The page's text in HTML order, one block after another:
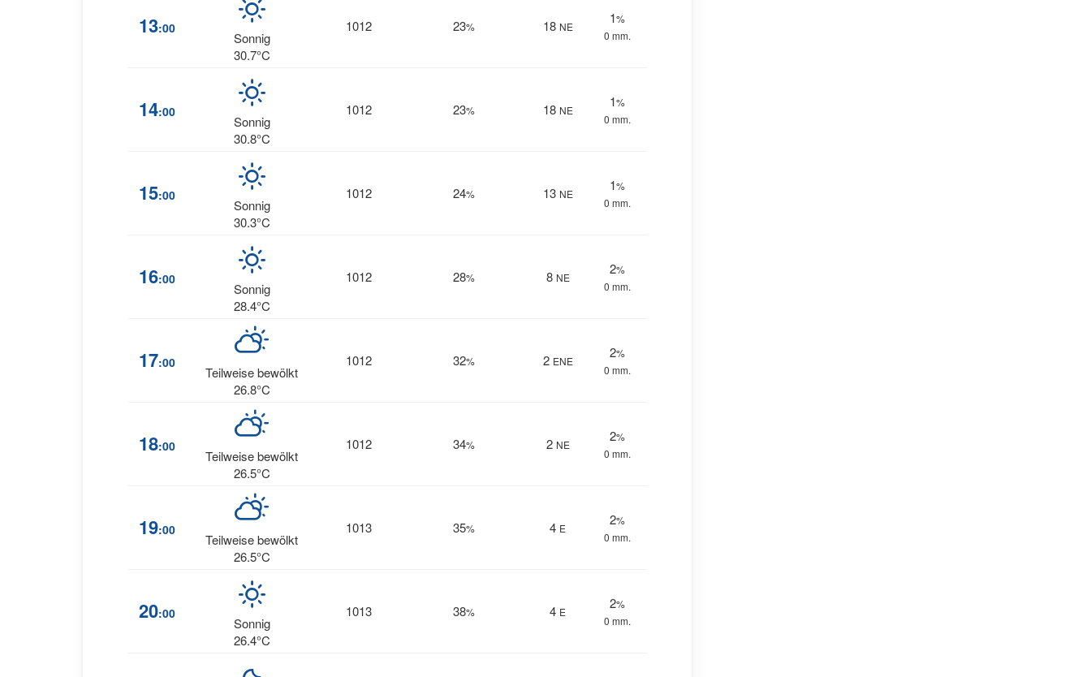
13:00
Sonnig
30.7°C
1012 23% 18 NE
1%
0 mm.
14:00
Sonnig
30.8°C
1012 23% 18 NE
1%
0 mm.
15:00
Sonnig
30.3°C
1012 24% 13 NE
1%
0 mm.
16:00
Sonnig
28.4°C
1012 28% 8 NE
2%
0 mm.
17:00
Teilweise bewölkt
26.8°C
1012 32% 2 ENE
2%
0 mm.
18:00
Teilweise bewölkt
26.5°C
1012 34% 2 NE
2%
0 mm.
19:00
Teilweise bewölkt
26.5°C
1013 35% 4 E
2%
0 mm.
20:00
Sonnig
26.4°C
1013 38% 4 E
2%
0 mm.